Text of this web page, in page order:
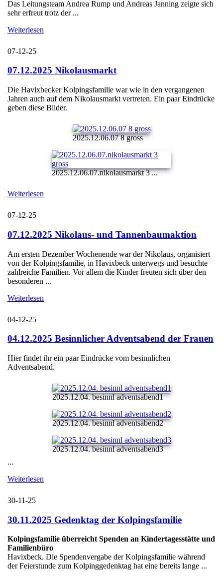
Das Leitungsteam Andrea Rump und Andreas Janning zeigte sich
sehr erfreut trotz der ...
Weiterlesen
07-12-25
07.12.2025 Nikolausmarkt
Die Havixbecker Kolpingsfamilie war wie in den vergangenen
Jahren auch auf dem Nikolausmarkt vertreten. Ein paar Eindrücke
geben diese Bilder.
2025.12.06.07 8 gross
2025.12.06.07.nikolausmarkt 3 ...
Weiterlesen
07-12-25
07.12.2025 Nikolaus- und Tannenbaumaktion
Am ersten Dezember Wochenende war der Nikolaus, organisiert
von der Kolpingsfamilie, in Havixbeck unterwegs und besuchte
zahlreiche Familien. Vor allem die Kinder freuten sich über den
besonderen ...
Weiterlesen
04-12-25
04.12.2025 Besinnlicher Adventsabend der Frauen
Hier findet ihr ein paar Eindrücke vom besinnlichen
Adventsabend.
2025.12.04. besinnl adventsabend1
2025.12.04. besinnl adventsabend2
2025.12.04. besinnl adventsabend3
...
Weiterlesen
30-11-25
30.11.2025 Gedenktag der Kolpingsfamilie
Kolpingsfamilie überreicht Spenden an Kindertagesstätte und
Familienbüro
Havixbeck. Die Spendenvergabe der Kolpingsfamilie während
der Feierstunde zum Kolpinggedenktag hat eine bereits lange ...